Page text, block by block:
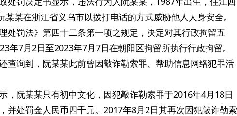
某在浙江省义乌市以拨打电话的方式威胁他人人身安全。
处罚法》第四十二条第一项之规定，决定对其行政拘留五
年7月2日至2023年7月7日在朝阳区拘留所执行行政拘留。
查询到，阮某某此前曾因敲诈勒索罪、帮助信息网络犯罪活
，阮某某只有初中文化，因犯敲诈勒索罪于2016年4月18日
并处罚金人民币四千元。2017年8月2日其再次因犯敲诈勒索